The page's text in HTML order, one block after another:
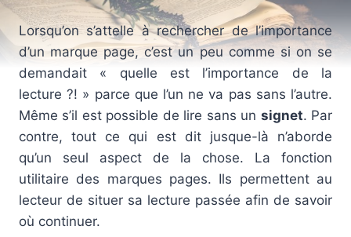
Lorsqu’on s’attelle à rechercher de l’importance
d’un marque page, c’est un peu comme si on se
demandait « quelle est l’importance de la
lecture ?! » parce que l’un ne va pas sans l’autre.
Même s’il est possible de lire sans un signet. Par
contre, tout ce qui est dit jusque-là n’aborde
qu’un seul aspect de la chose. La fonction
utilitaire des marques pages. Ils permettent au
lecteur de situer sa lecture passée afin de savoir
où continuer.